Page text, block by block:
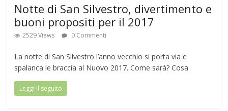
Notte di San Silvestro, divertimento e
buoni propositi per il 2017
2529 Views 0 Commenti
La notte di San Silvestro l’anno vecchio si porta via e
spalanca le braccia al Nuovo 2017. Come sarà? Cosa
Leggi il seguito